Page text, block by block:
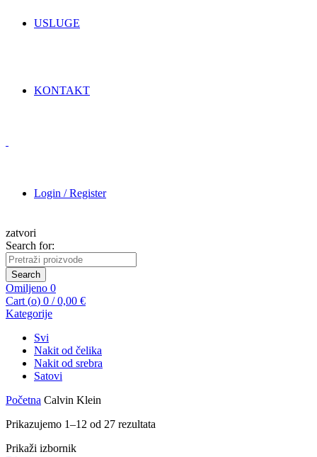
USLUGE
KONTAKT
Login / Register
zatvori
Search for:
Search
Omiljeno 0
Cart (o) 0 / 0,00 €
Kategorije
Svi
Nakit od čelika
Nakit od srebra
Satovi
Početna Calvin Klein
Prikazujemo 1–12 od 27 rezultata
Prikaži izbornik